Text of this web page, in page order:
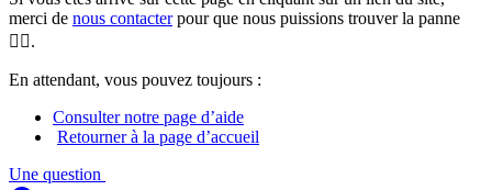
merci de nous contacterpour que nous puissions trouver la panne
🕵️‍♀️.
En attendant, vous pouvez toujours :
Consulter notre page d’aide
Retourner à la page d’accueil
Une question